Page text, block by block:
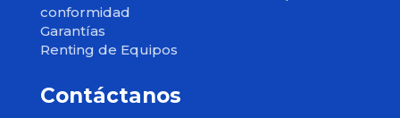
Renting de Equipos
Contáctanos